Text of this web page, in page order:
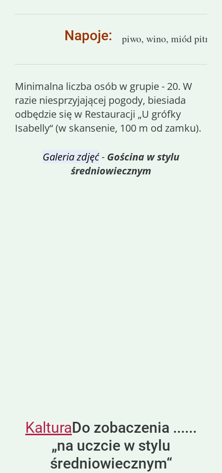
Napoje: piwo, wino, miód pitny
Minimalna liczba osób w grupie - 20. W
razie niesprzyjającej pogody, biesiada
odbędzie się w Restauracji „U grófky
Isabelly“ (w skansenie, 100 m od zamku).
Galeria zdjęć- Gościna w stylu
średniowiecznym
KalturaDo zobaczenia ......
„na uczcie w stylu
średniowiecznym“